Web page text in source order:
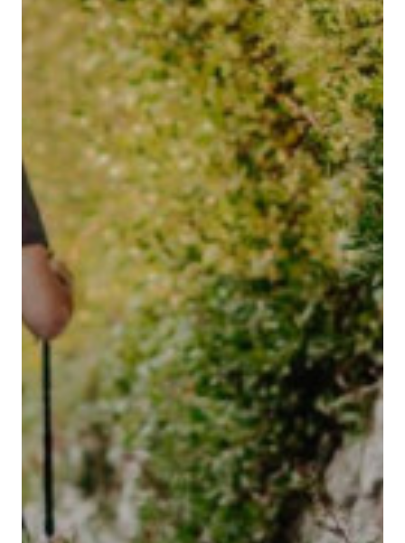
VEURE A GOOGLE MAPS
santjoan@binissaida.com
+34 971 355 598
SEGUEIX-NOS: